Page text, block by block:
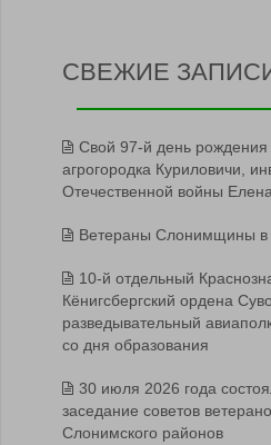
СВЕЖИЕ
Свой 97-й день
агрогородка Куриловичи,
Отечественной войны
Ветераны Слонимщины в
10-й отдельный
Кёнигсбергский ордена
разведывательный
со дня образования
30 июля 2026 года
заседание советов
Слонимского районов